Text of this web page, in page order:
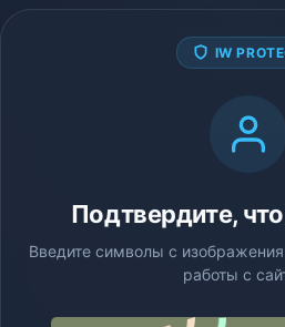
IW
Подтвердите,
Введите символы с
работы с